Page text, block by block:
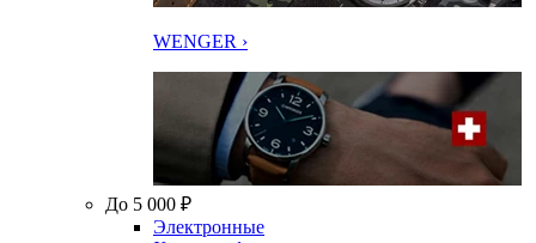
WENGER ›
До 5 000 ₽
Электронные